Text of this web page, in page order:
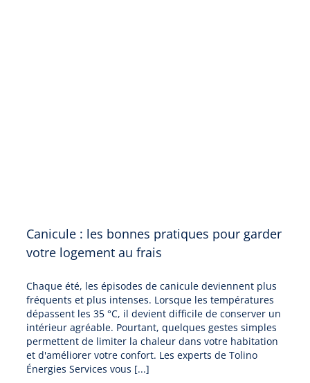
Canicule : les bonnes pratiques pour garder
votre logement au frais
Chaque été, les épisodes de canicule deviennent plus
fréquents et plus intenses. Lorsque les températures
dépassent les 35 °C, il devient difficile de conserver un
intérieur agréable. Pourtant, quelques gestes simples
permettent de limiter la chaleur dans votre habitation
et d'améliorer votre confort. Les experts de Tolino
Énergies Services vous [...]